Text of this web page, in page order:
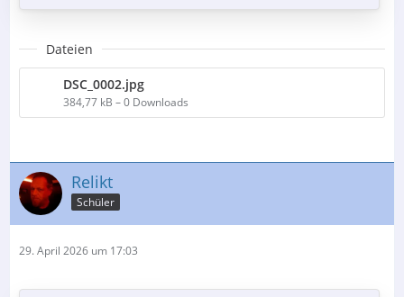
Dateien
DSC_0002.jpg
384,77 kB – 0 Downloads
Relikt
Schüler
29. April 2026 um 17:03